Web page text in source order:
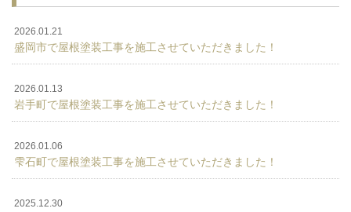
2026.01.21
盛岡市で屋根塗装工事を施工させていただきました！
2026.01.13
岩手町で屋根塗装工事を施工させていただきました！
2026.01.06
雫石町で屋根塗装工事を施工させていただきました！
2025.12.30